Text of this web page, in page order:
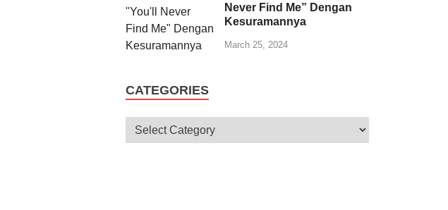
Never Find Me” Dengan
Kesuramannya
March 25, 2024
CATEGORIES